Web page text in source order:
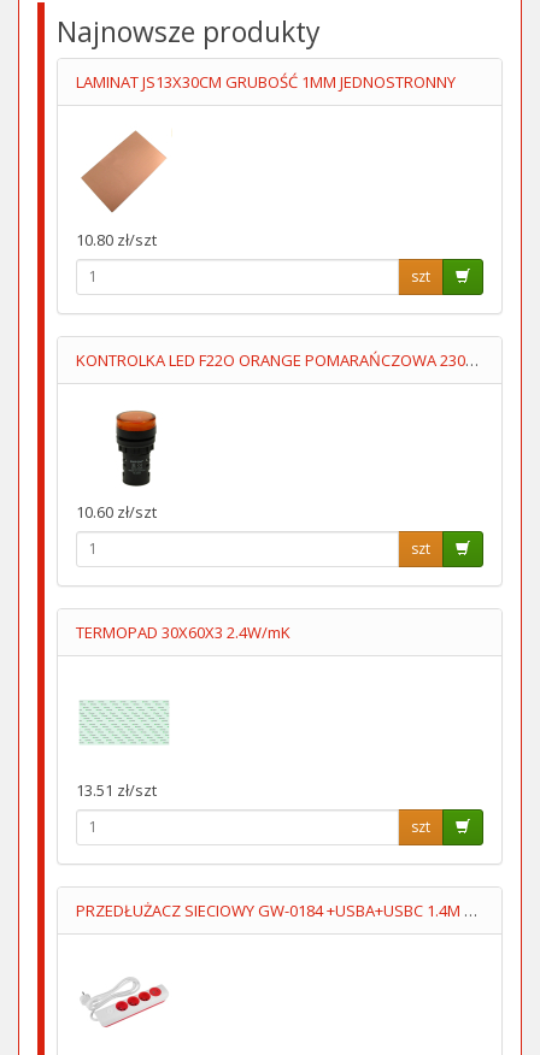
Najnowsze produkty
LAMINAT JS13X30CM GRUBOŚĆ 1MM JEDNOSTRONNY
10.80 zł/szt
szt
KONTROLKA LED F22O ORANGE POMARAŃCZOWA 230V AC FImontaź=22mm
10.60 zł/szt
szt
TERMOPAD 30X60X3 2.4W/mK
13.51 zł/szt
szt
PRZEDŁUŻACZ SIECIOWY GW-0184 +USBA+USBC 1.4M 3GN+WYŁĄCZNIK